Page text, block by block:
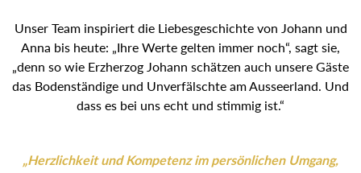
Unser Team inspiriert die Liebesgeschichte von Johann
und Anna bis heute: „Ihre Werte gelten immer noch“, sagt
sie, „denn so wie Erzherzog Johann schätzen auch unsere
Gäste das Bodenständige und Unverfälschte am
Ausseerland. Und dass es bei uns echt und stimmig ist.“
„Herzlichkeit und Kompetenz im persönlichen